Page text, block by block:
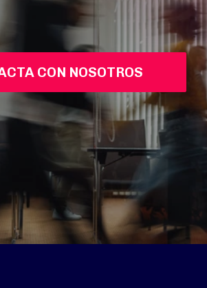
CON NOSOTROS